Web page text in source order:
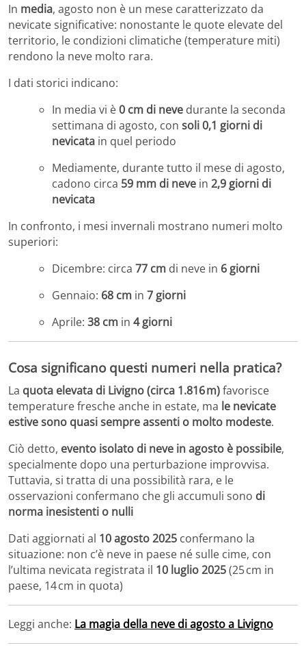
In media, agosto non è un mese caratterizzato da
nevicate significative: nonostante le quote elevate del
territorio, le condizioni climatiche (temperature miti)
rendono la neve molto rara.
I dati storici indicano:
In media vi è0 cm di neve durante la seconda
settimana di agosto, con soli 0,1 giorni di
nevicata in quel periodo
Mediamente, durante tutto il mese di agosto,
cadono circa 59 mm di neve in 2,9 giorni di
nevicata
In confronto, i mesi invernali mostrano numeri molto
superiori:
Dicembre: circa 77 cm di neve in 6 giorni
Gennaio: 68 cm in 7 giorni
Aprile: 38 cm in 4 giorni
Cosa significano questi numeri nella pratica?
La quota elevata di Livigno (circa 1.816 m)favorisce
temperature fresche anche in estate, ma le nevicate
estive sono quasi sempre assenti o molto modeste.
Ciò detto, evento isolato di neve in agosto è possibile,
specialmente dopo una perturbazione improvvisa.
Tuttavia, si tratta di una possibilità rara, e le
osservazioni confermano che gli accumuli sono di
norma inesistenti o nulli
Dati aggiornati al 10 agosto 2025 confermano la
situazione: non c’è neve in paese né sulle cime, con
l’ultima nevicata registrata il 10 luglio 2025(25 cm in
paese, 14 cm in quota)
Leggi anche: La magia della neve di agosto a Livigno